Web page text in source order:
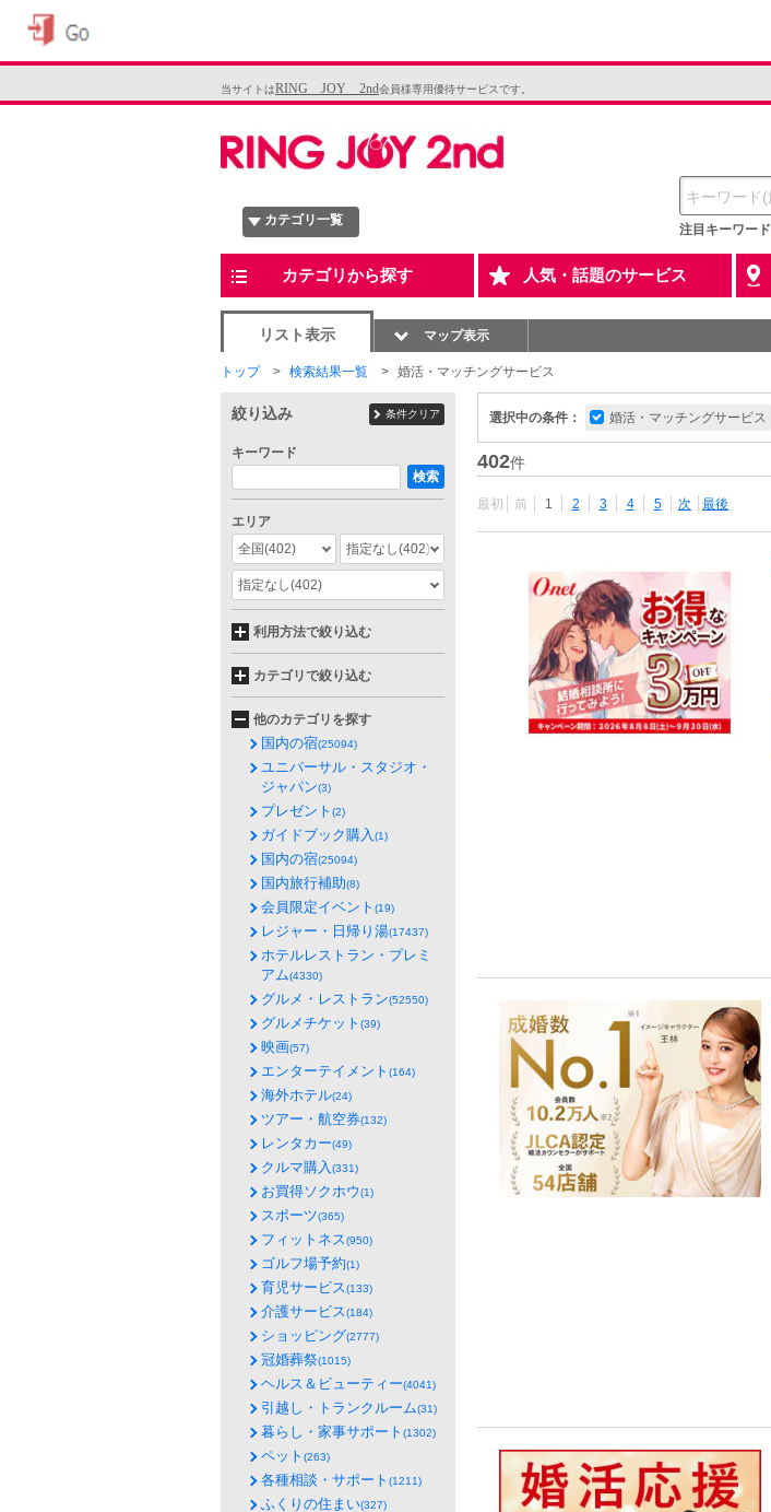
当サイトはRING JOY 2nd会員様専用優待サービスです。
カテゴリ一覧
注目キーワード
カテゴリから探す 人気・話題のサービス
リスト表示 マップ表示
トップ 検索結果一覧 婚活・マッチングサービス
選択中の条件： 婚活・マッチングサービス
402件
最初 前 1 2 3 4 5 次 最後
絞り込み 条件クリア
キーワード
検索
エリア
全国(402) 指定なし(402)
指定なし(402)
利用方法で絞り込む
カテゴリで絞り込む
他のカテゴリを探す
国内の宿(25094)
ユニバーサル・スタジオ・
ジャパン(3)
プレゼント (2)
ガイドブック購入(1)
国内の宿(25094)
国内旅行補助(8)
会員限定イベント (19)
レジャー・日帰り湯(17437)
ホテルレストラン・プレミ
アム(4330)
グルメ・レストラン(52550)
グルメチケット (39)
映画(57)
エンターテイメント (164)
海外ホテル(24)
ツアー・航空券(132)
レンタカー(49)
クルマ購入(331)
お買得ソクホウ(1)
スポーツ(365)
フィットネス(950)
ゴルフ場予約(1)
育児サービス(133)
介護サービス(184)
ショッピング(2777)
冠婚葬祭(1015)
ヘルス＆ビューティー(4041)
引越し・トランクルーム(31)
暮らし・家事サポート (1302)
ペット (263)
各種相談・サポート (1211)
ふくりの住まい(327)